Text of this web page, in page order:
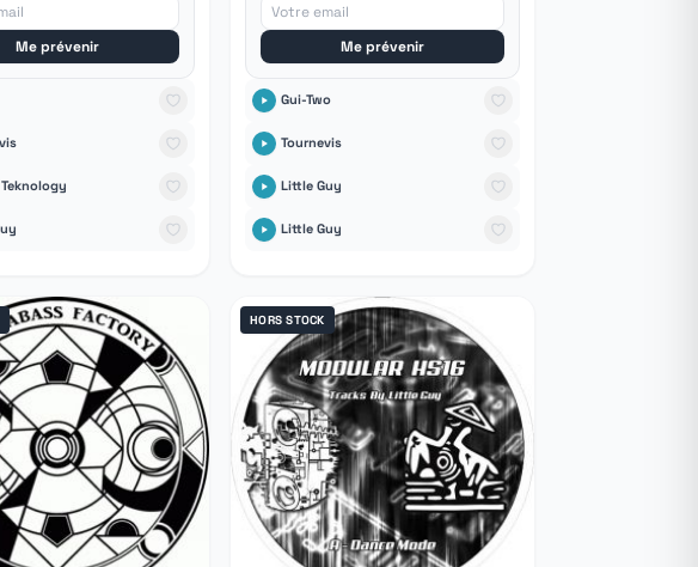
Me prévenir Me prévenir
Gui-Two
Tournevis
Little Guy
Little Guy
HORS STOCK